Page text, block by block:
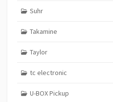
Suhr
Takamine
Taylor
tc electronic
U-BOX Pickup